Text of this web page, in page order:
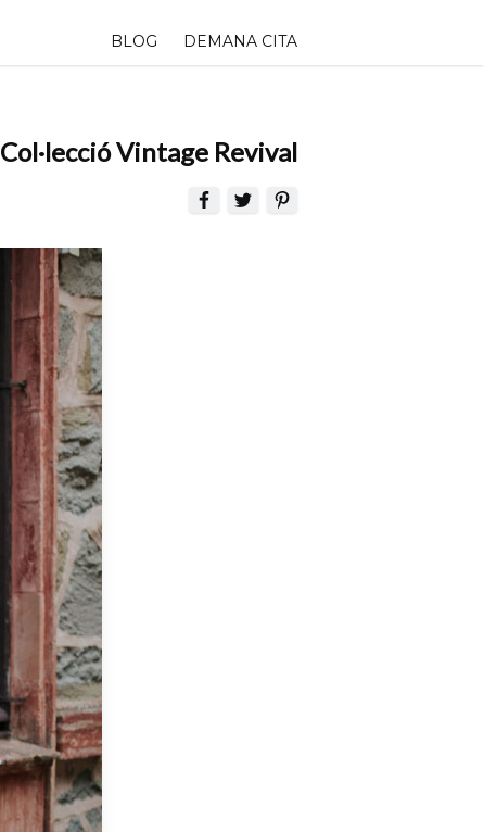
BLOG DEMANA CITA
Col·lecció Vintage Revival